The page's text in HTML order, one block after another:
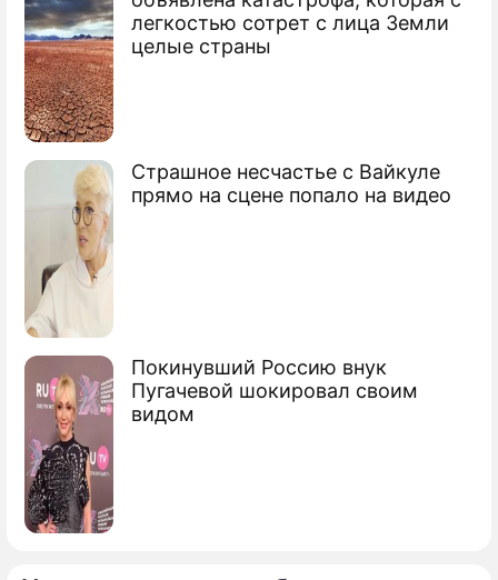
легкостью сотрет с лица Земли
целые страны
Страшное несчастье с Вайкуле
прямо на сцене попало на видео
Покинувший Россию внук
Пугачевой шокировал своим
видом